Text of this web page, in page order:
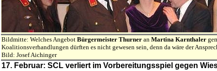
Bildmitte: Welches Angebot Bürgermeister Thurner an Martina Karnthaler
Koalitionsverhandlungen dürften es nicht gewesen sein, denn da wäre der
Bild: Josef Aichinger
17. Februar: SCL verliert im Vorbereitungsspiel gegen